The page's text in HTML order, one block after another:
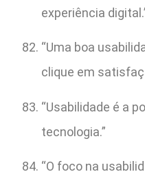
experiência
“Uma boa
clique em
“Usabilidade é a
tecnologia.”
“O foco na